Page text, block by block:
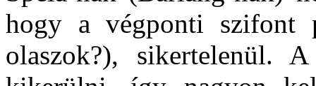
hogy a végponti szifont
olaszok?), sikertelenül.